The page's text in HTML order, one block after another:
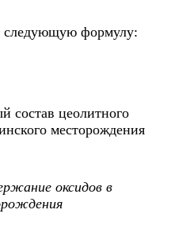
следующую формулу:
состав цеолитного
месторождения
оксидов в